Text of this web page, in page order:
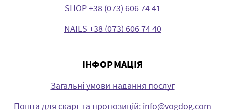
SHOP +38 (073) 606 74 41
NAILS +38 (073) 606 74 40
ІНФОРМАЦІЯ
Загальні умови надання послуг
Пошта для скарг та пропозицій: info@vogdog.com